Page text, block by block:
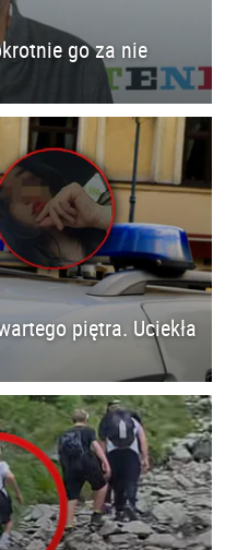
go za nie
piętra. Uciekła